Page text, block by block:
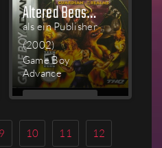
Altered Beast: Guardian of the Realms
als ein Publisher
(2002)
Game Boy
Advance
MEHR
9 10 11 12